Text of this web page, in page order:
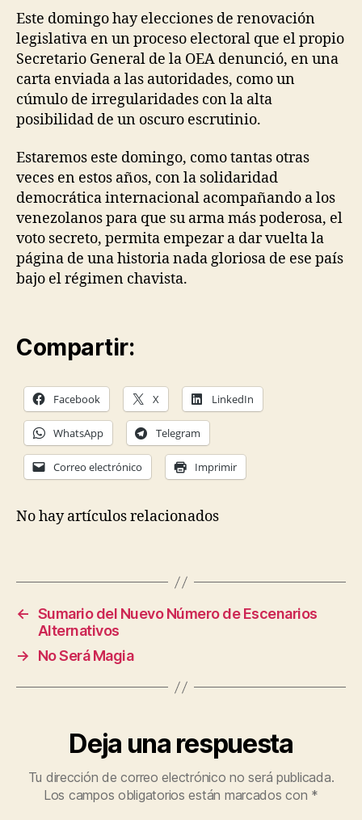
Este domingo hay elecciones de renovación
legislativa en un proceso electoral que el propio
Secretario General de la OEA denunció, en una
carta enviada a las autoridades, como un
cúmulo de irregularidades con la alta
posibilidad de un oscuro escrutinio.
Estaremos este domingo, como tantas otras
veces en estos años, con la solidaridad
democrática internacional acompañando a los
venezolanos para que su arma más poderosa, el
voto secreto, permita empezar a dar vuelta la
página de una historia nada gloriosa de ese país
bajo el régimen chavista.
Compartir:
Facebook X LinkedIn
WhatsApp Telegram
Correo electrónico Imprimir
No hay artículos relacionados
← Sumario del Nuevo Número de Escenarios
Alternativos
→
No Será Magia
Deja una respuesta
Tu dirección de correo electrónico no será publicada.
Los campos obligatorios están marcados con *